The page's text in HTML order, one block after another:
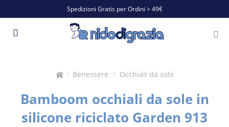
Spedizioni Gratis per Ordini > 49€
Benessere Occhiali da sole
Bamboom occhiali da sole in
silicone riciclato Garden 913